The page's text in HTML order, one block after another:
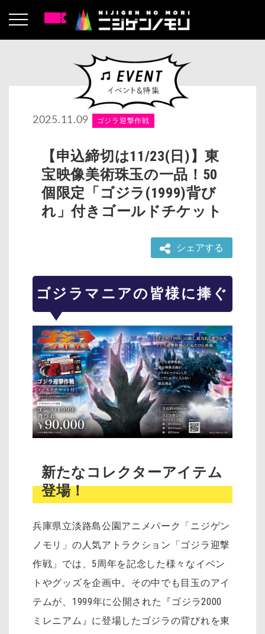
2025.11.09 ゴジラ迎撃作戦
【申込締切は11/23(日)】東
宝映像美術珠玉の一品！50
個限定「ゴジラ(1999)背び
れ」付きゴールドチケット
シェアする
ゴジラマニアの皆様に捧ぐ
新たなコレクターアイテム
登場！
兵庫県立淡路島公園アニメパーク「ニジゲン
ノモリ」の人気アトラクション「ゴジラ迎撃
作戦」では、5周年を記念した様々なイベン
トやグッズを企画中。その中でも目玉のアイ
テムが、1999年に公開された『ゴジラ2000
ミレニアム』に登場したゴジラの背びれを東